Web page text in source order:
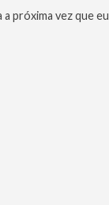
próxima vez que eu